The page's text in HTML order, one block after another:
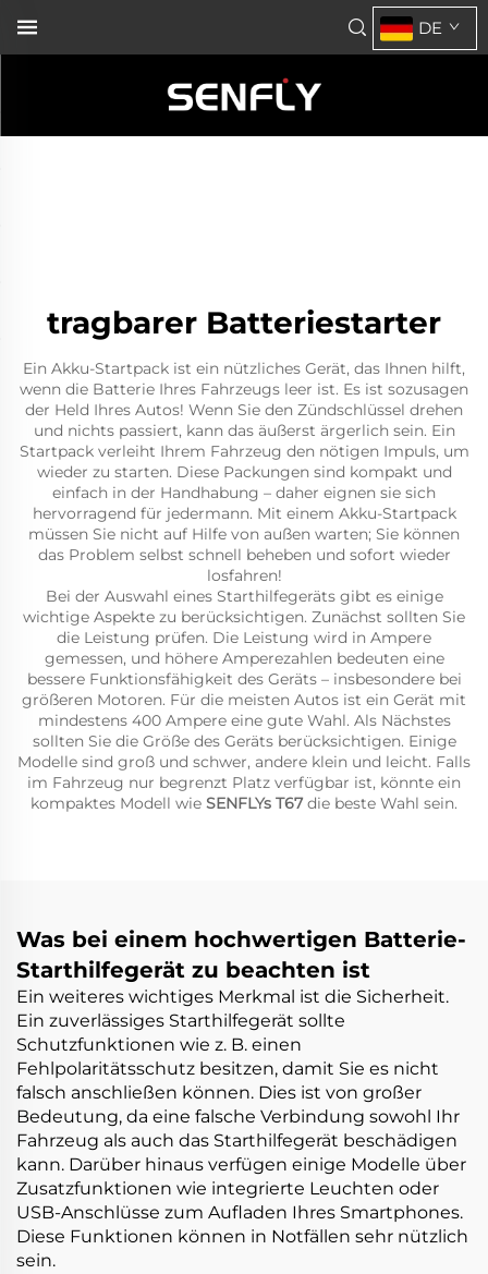
DE
tragbarer Batteriestarter
Ein Akku-Startpack ist ein nützliches Gerät, das Ihnen hilft,
wenn die Batterie Ihres Fahrzeugs leer ist. Es ist sozusagen
der Held Ihres Autos! Wenn Sie den Zündschlüssel drehen
und nichts passiert, kann das äußerst ärgerlich sein. Ein
Startpack verleiht Ihrem Fahrzeug den nötigen Impuls, um
wieder zu starten. Diese Packungen sind kompakt und
einfach in der Handhabung – daher eignen sie sich
hervorragend für jedermann. Mit einem Akku-Startpack
müssen Sie nicht auf Hilfe von außen warten; Sie können
das Problem selbst schnell beheben und sofort wieder
losfahren!
Bei der Auswahl eines Starthilfegeräts gibt es einige
wichtige Aspekte zu berücksichtigen. Zunächst sollten Sie
die Leistung prüfen. Die Leistung wird in Ampere
gemessen, und höhere Amperezahlen bedeuten eine
bessere Funktionsfähigkeit des Geräts – insbesondere bei
größeren Motoren. Für die meisten Autos ist ein Gerät mit
mindestens 400 Ampere eine gute Wahl. Als Nächstes
sollten Sie die Größe des Geräts berücksichtigen. Einige
Modelle sind groß und schwer, andere klein und leicht. Falls
im Fahrzeug nur begrenzt Platz verfügbar ist, könnte ein
kompaktes Modell wie SENFLYs T67die beste Wahl sein.
Was bei einem hochwertigen Batterie-
Starthilfegerät zu beachten ist
Ein weiteres wichtiges Merkmal ist die Sicherheit.
Ein zuverlässiges Starthilfegerät sollte
Schutzfunktionen wie z. B. einen
Fehlpolaritätsschutz besitzen, damit Sie es nicht
falsch anschließen können. Dies ist von großer
Bedeutung, da eine falsche Verbindung sowohl Ihr
Fahrzeug als auch das Starthilfegerät beschädigen
kann. Darüber hinaus verfügen einige Modelle über
Zusatzfunktionen wie integrierte Leuchten oder
USB-Anschlüsse zum Aufladen Ihres Smartphones.
Diese Funktionen können in Notfällen sehr nützlich
sein.